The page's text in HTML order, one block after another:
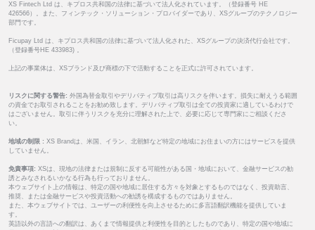
XS Fintech Ltd は、キプロス共和国の法律に基づいて法人化されています。（登録番号 HE
426566）。また、フィンテック・ソリューション・プロバイダーであり、XSグループのテクノロジー
部門です。
Ficupay Ltd は、キプロス共和国の法律に基づいて法人化された、XSグループの決済代行会社です。
（登録番号HE 433983) 。
上記の事業体は、XSブランド及び商標の下で活動することを正式に許可されています。
リスクに関する警告: 外国為替金取引やデリバティブ取引は高リスクを伴います。損失に耐えうる範囲
の資金でお取引されることをお勧め致します。デリバティブ取引は全ての投資家に適しているわけで
はございません。取引に伴うリスクを充分に理解された上で、必要に応じて専門家にご相談くださ
い。
地域の制限 : XS Brandは、米国、イラン、北朝鮮など特定の地域にお住まいの方にはサービスを提供
していません。
免責事項: XSは、現地の法律または規制に反する可能性がある国・地域において、金融サービスの勧
誘とみなされるいかなる行為も行っておりません。
本ウェブサイト上の情報は、特定の国や地域に居住する方々を対象とするものではなく、投資助言、
推奨、または金融サービスや投資活動への勧誘を構成するものではありません。
また、本ウェブサイトでは、ユーザーの利便性を向上させるために多言語翻訳機能を提供していま
す。
英語以外の言語への翻訳は、あくまで情報提供と利便性を目的としたものであり、特定の国や地域に